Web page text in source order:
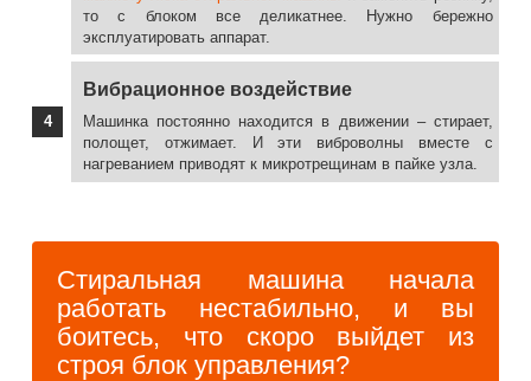
то с блоком все деликатнее. Нужно бережно
эксплуатировать аппарат.
Вибрационное воздействие
Машинка постоянно находится в движении – стирает,
полощет, отжимает. И эти виброволны вместе с
нагреванием приводят к микротрещинам в пайке узла.
Стиральная машина начала
работать нестабильно, и вы
боитесь, что скоро выйдет из
строя блок управления?